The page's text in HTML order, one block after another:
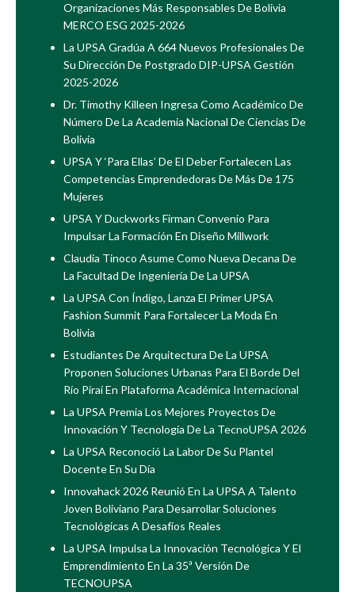
Organizaciones Más Responsables De Bolivia
MERCO ESG 2025-2026
La UPSA Gradúa A 664 Nuevos Profesionales De
Su Dirección De Postgrado DIP-UPSA Gestión
2025-2026
Dr. Timothy Killeen Ingresa Como Académico De
Número De La Academia Nacional De Ciencias De
Bolivia
UPSA Y ‘Para Ellas’ De El Deber Fortalecen Las
Competencias Emprendedoras De Más De 175
Mujeres
UPSA Y Duckworks Firman Convenio Para
Impulsar La Formación En Diseño Millwork
Claudia Tinoco Asume Como Nueva Decana De
La Facultad De Ingeniería De La UPSA
La UPSA Con Índigo, Lanza El Primer UPSA
Fashion Summit Para Fortalecer La Moda En
Bolivia
Estudiantes De Arquitectura De La UPSA
Proponen Soluciones Urbanas Para El Borde Del
Río Piraí En Plataforma Académica Internacional
La UPSA Premia Los Mejores Proyectos De
Innovación Y Tecnología De La TecnoUPSA 2026
La UPSA Reconoció La Labor De Su Plantel
Docente En Su Día
Innovahack 2026 Reunió En La UPSA A Talento
Joven Boliviano Para Desarrollar Soluciones
Tecnológicas A Desafíos Reales
La UPSA Impulsa La Innovación Tecnológica Y El
Emprendimiento En La 35ª Versión De
TECNOUPSA